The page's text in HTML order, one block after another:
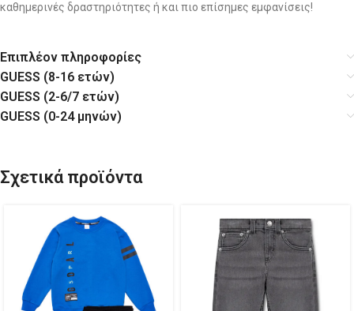
καθημερινές δραστηριότητες ή και πιο επίσημες εμφανίσεις!
Επιπλέον πληροφορίες
GUESS (8-16 ετών)
GUESS (2-6/7 ετών)
GUESS (0-24 μηνών)
Σχετικά προϊόντα